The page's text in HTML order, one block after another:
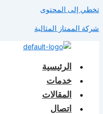
تخطي إلى المحتوى
شركة الممتاز المثالية
الرئيسية
خدمات
المقالات
اتصال